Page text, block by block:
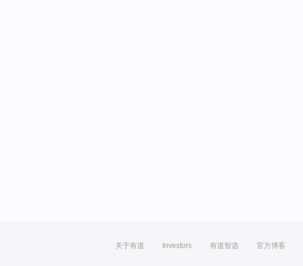
关于有道 Investors 有道智选 官方博客